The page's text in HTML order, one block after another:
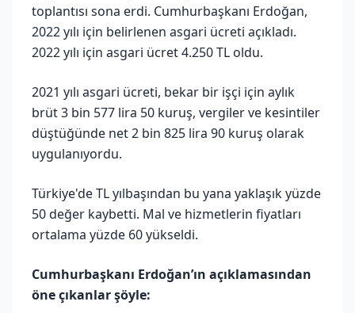
toplantısı sona erdi. Cumhurbaşkanı Erdoğan,
2022 yılı için belirlenen asgari ücreti açıkladı.
2022 yılı için asgari ücret 4.250 TL oldu.
2021 yılı asgari ücreti, bekar bir işçi için aylık
brüt 3 bin 577 lira 50 kuruş, vergiler ve kesintiler
düştüğünde net 2 bin 825 lira 90 kuruş olarak
uygulanıyordu.
Türkiye'de TL yılbaşından bu yana yaklaşık yüzde
50 değer kaybetti. Mal ve hizmetlerin fiyatları
ortalama yüzde 60 yükseldi.
Cumhurbaşkanı Erdoğan’ın açıklamasından
öne çıkanlar şöyle: